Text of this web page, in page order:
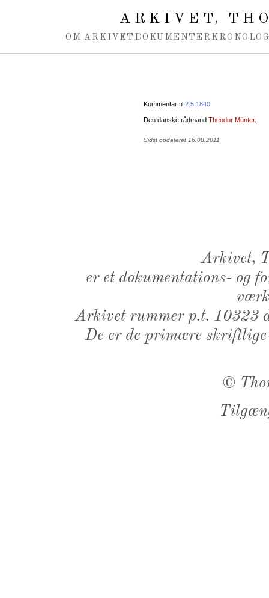
ARKIVET,
OM ARKIVET DOKUMENTER
Kommentar til 2.5.1840
Den danske rådmand Theodor Münter.
Sidst opdateret 16.08.2011
Arkivet,
er et dokumentations- og
Arkivet rummer p.t. 10323
De er de primære
©